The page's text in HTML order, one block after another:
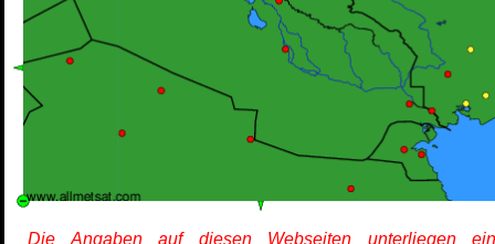
Die Angaben auf diesen Webseiten unterliegen